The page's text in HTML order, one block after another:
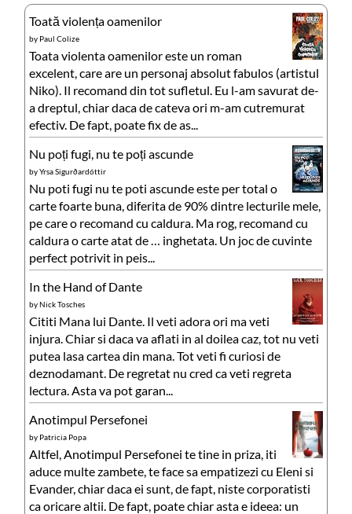
Toată violența oamenilor
by Paul Colize
Toata violenta oamenilor este un roman
excelent, care are un personaj absolut fabulos (artistul
Niko). Il recomand din tot sufletul. Eu l-am savurat de-
a dreptul, chiar daca de cateva ori m-am cutremurat
efectiv. De fapt, poate fix de as...
Nu poți fugi, nu te poți ascunde
byYrsa Sigurðardóttir
Nu poti fugi nu te poti ascunde este per total o
carte foarte buna, diferita de 90% dintre lecturile mele,
pe care o recomand cu caldura. Ma rog, recomand cu
caldura o carte atat de … inghetata. Un joc de cuvinte
perfect potrivit in peis...
In the Hand of Dante
byNick Tosches
Cititi Mana lui Dante. Il veti adora ori ma veti
injura. Chiar si daca va aflati in al doilea caz, tot nu veti
putea lasa cartea din mana. Tot veti fi curiosi de
deznodamant. De regretat nu cred ca veti regreta
lectura. Asta va pot garan...
Anotimpul Persefonei
by Patricia Popa
Altfel, Anotimpul Persefonei te tine in priza, iti
aduce multe zambete, te face sa empatizezi cu Eleni si
Evander, chiar daca ei sunt, de fapt, niste corporatisti
ca oricare altii. De fapt, poate chiar asta e ideea: un